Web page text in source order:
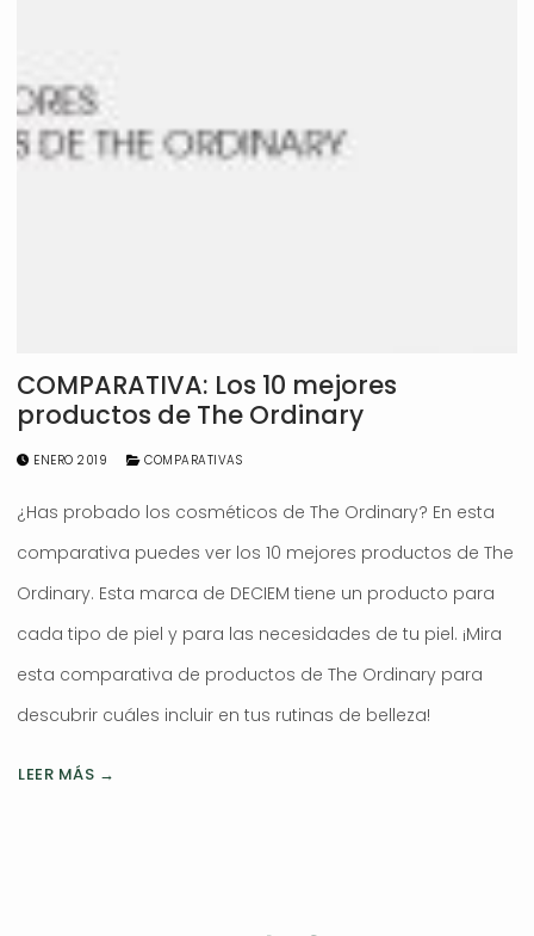
COMPARATIVA: Los 10 mejores
productos de The Ordinary
ENERO 2019 COMPARATIVAS
¿Has probado los cosméticos de The Ordinary? En esta
comparativa puedes ver los 10 mejores productos de The
Ordinary. Esta marca de DECIEM tiene un producto para
cada tipo de piel y para las necesidades de tu piel. ¡Mira
esta comparativa de productos de The Ordinary para
descubrir cuáles incluir en tus rutinas de belleza!
LEER MÁS →